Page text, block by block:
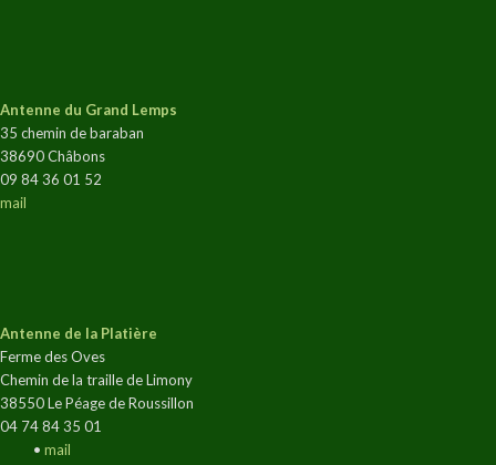
Antenne du Grand Lemps
35 chemin de baraban
38690 Châbons
09 84 36 01 52
mail
Antenne de la Platière
Ferme des Oves
Chemin de la traille de Limony
38550 Le Péage de Roussillon
04 74 84 35 01
• mail